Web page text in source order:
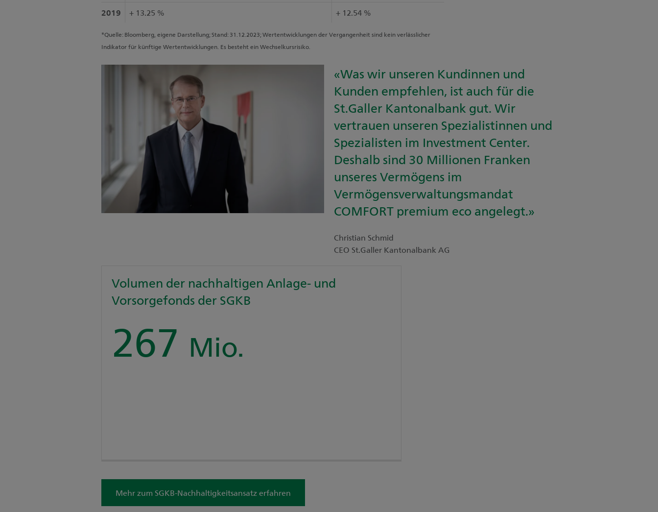
2019
+ 13.25 % + 12.54 %
*Quelle: Bloomberg, eigene Darstellung; Stand: 31.12.2023; Wertentwicklungen der Vergangenheit sind kein verlässlicher
Indikator für künftige Wertentwicklungen. Es besteht ein Wechselkursrisiko.
«Was wir unseren Kundinnen und
Kunden empfehlen, ist auch für die
St.Galler Kantonalbank gut. Wir
vertrauen unseren Spezialistinnen und
Spezialisten im Investment Center.
Deshalb sind 30 Millionen Franken
unseres Vermögens im
Vermögensverwaltungsmandat
COMFORT premium eco angelegt.»
Christian Schmid
CEO St.Galler Kantonalbank AG
Volumen der nachhaltigen Anlage- und
Vorsorgefonds der SGKB
270 Mio.
Mehr zum SGKB-Nachhaltigkeitsansatz erfahren